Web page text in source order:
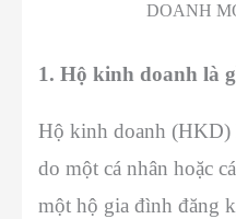
DOANH
1. Hộ kinh doanh là
Hộ kinh doanh (HKD)
do một cá nhân hoặc
một hộ gia đình đăng